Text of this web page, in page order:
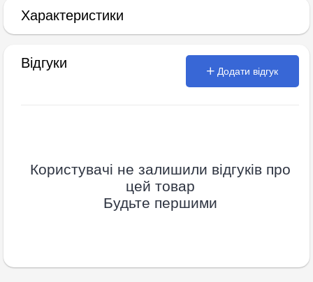
Характеристики
Відгуки
Додати відгук
Користувачі не залишили відгуків про
цей товар
Будьте першими